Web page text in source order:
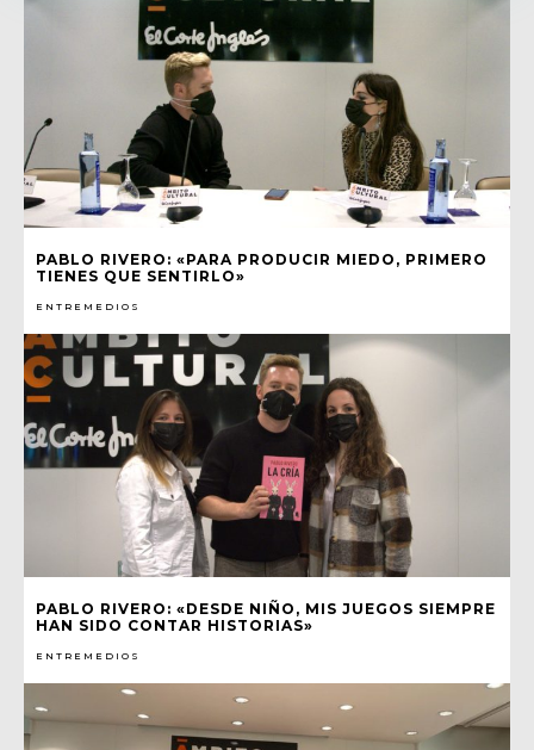
PABLO RIVERO: «PARA PRODUCIR MIEDO, PRIMERO
TIENES QUE SENTIRLO»
ENTREMEDIOS
PABLO RIVERO: «DESDE NIÑO, MIS JUEGOS SIEMPRE
HAN SIDO CONTAR HISTORIAS»
ENTREMEDIOS